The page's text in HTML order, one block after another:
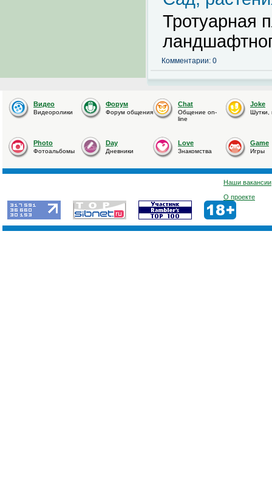
Тротуарная
Комментарии: 0
Видео
Видеоролики
Форум
Форум общения
Chat
Общение on-
line
Joke
Шутки,
Photo
Фотоальбомы
Day
Дневники
Love
Знакомства
Game
Игры
Наши вакансии
О проекте